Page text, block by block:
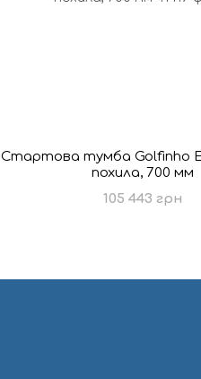
Стартова тумба Golfinho
похила, 700 мм
105 443 грн